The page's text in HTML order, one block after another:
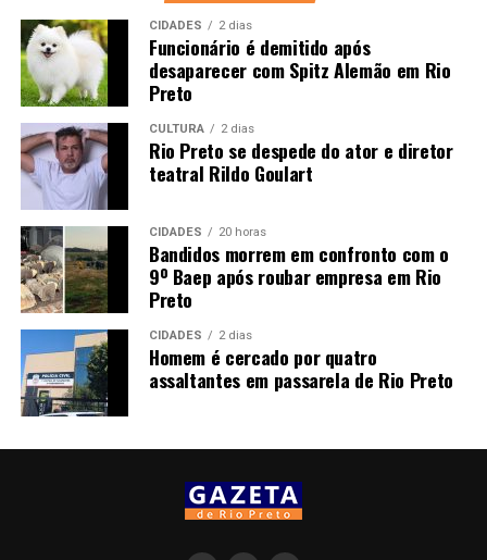
CIDADES 2 dias
Funcionário é demitido após
desaparecer com Spitz Alemão em Rio
Preto
CULTURA 2 dias
Rio Preto se despede do ator e diretor
teatral Rildo Goulart
CIDADES 20 horas
Bandidos morrem em confronto com o
9º Baep após roubar empresa em Rio
Preto
CIDADES 2 dias
Homem é cercado por quatro
assaltantes em passarela de Rio Preto